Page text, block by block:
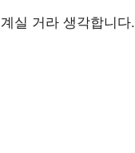
계실 거라 생각합니다.